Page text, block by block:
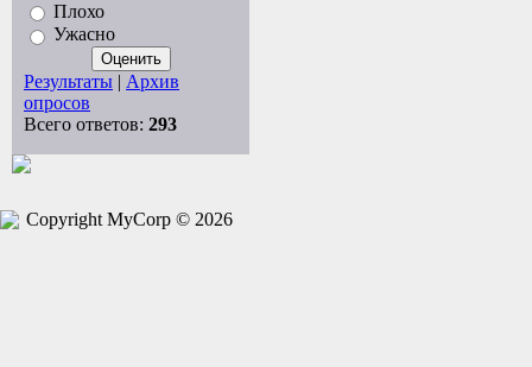
Плохо
Ужасно
Результаты | Архив
опросов
Всего ответов: 293
Copyright MyCorp © 2026